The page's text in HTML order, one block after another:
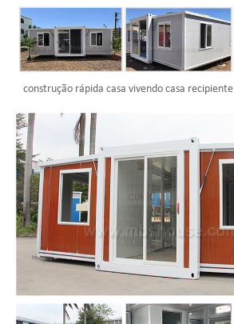
construção rápida casa vivendo casa